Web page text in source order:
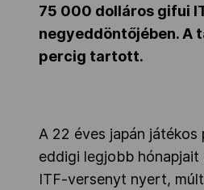
Társszervezetek
Adatbank
75 000 dolláros gifui
negyeddöntőjében. A
percig tartott.
A 22 éves japán játékos
eddigi legjobb hónapjait
ITF-versenyt nyert,